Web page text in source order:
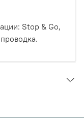
Stop & Go,
проводка.